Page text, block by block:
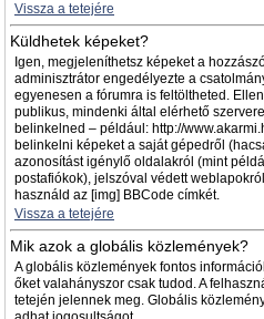
Vissza a tetejére
Küldhetek képeket?
Igen, megjeleníthetsz képeket a
adminisztrátor engedélyezte a
egyenesen a fórumra is feltöltheted.
publikus, mindenki által elérhető
belinkelned – például: http://
belinkelni képeket a saját gépedről
azonosítást igénylő oldalakról (mint
postafiókok), jelszóval védett
használd az [img] BBCode címkét.
Vissza a tetejére
Mik azok a globális közlemények?
A globális közlemények fontos
őket valahányszor csak tudod. A
tetején jelennek meg. Globális